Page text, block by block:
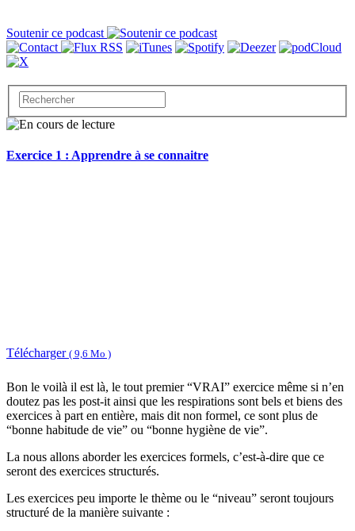
Soutenir ce podcast
Exercice 1 : Apprendre à se connaitre
Télécharger ( 9,6 Mo )
Bon le voilà il est là, le tout premier “VRAI” exercice même si n’en
doutez pas les post-it ainsi que les respirations sont bels et biens des
exercices à part en entière, mais dit non formel, ce sont plus de
“bonne habitude de vie” ou “bonne hygiène de vie”.
La nous allons aborder les exercices formels, c’est-à-dire que ce
seront des exercices structurés.
Les exercices peu importe le thème ou le “niveau” seront toujours
structuré de la manière suivante :